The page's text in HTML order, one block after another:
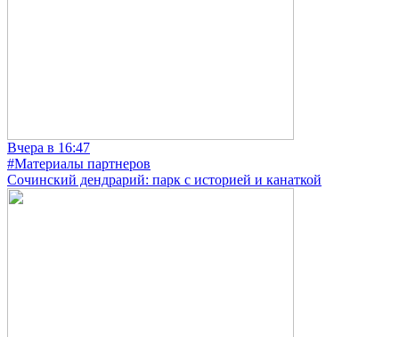
Вчера в 16:47
#Материалы партнеров
Сочинский дендрарий: парк с историей и канаткой